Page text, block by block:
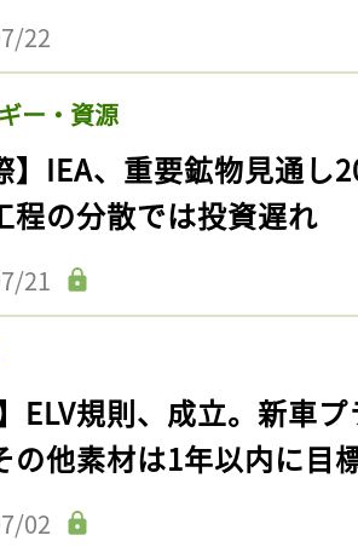
22
ー・資源
】IEA、重要鉱物見通
程の分散では投資遅れ
21
】ELV規則、成立。新車
の他素材は1年以内に目
02